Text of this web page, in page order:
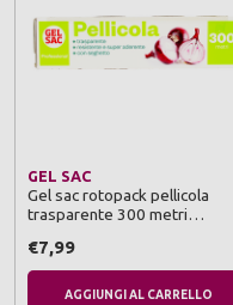
GEL SAC
Gel sac rotopack pellicola
trasparente 300 metri
€7,99
AGGIUNGI AL CARRELLO